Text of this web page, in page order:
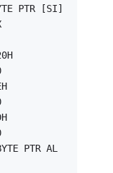
PTR [SI]
PTR AL